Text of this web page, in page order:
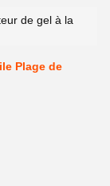
de gel à la
Plage de